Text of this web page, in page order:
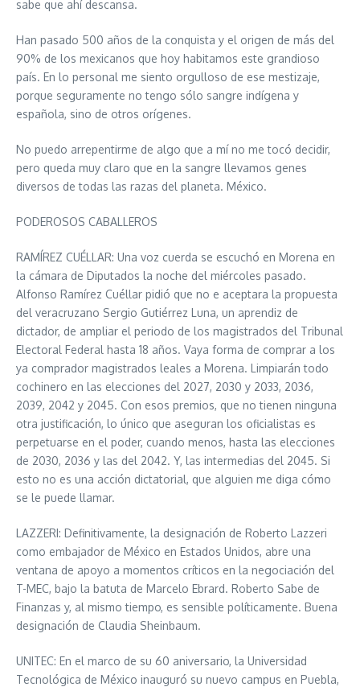
sabe que ahí descansa.
Han pasado 500 años de la conquista y el origen de más del
90% de los mexicanos que hoy habitamos este grandioso
país. En lo personal me siento orgulloso de ese mestizaje,
porque seguramente no tengo sólo sangre indígena y
española, sino de otros orígenes.
No puedo arrepentirme de algo que a mí no me tocó decidir,
pero queda muy claro que en la sangre llevamos genes
diversos de todas las razas del planeta. México.
PODEROSOS CABALLEROS
RAMÍREZ CUÉLLAR: Una voz cuerda se escuchó en Morena en
la cámara de Diputados la noche del miércoles pasado.
Alfonso Ramírez Cuéllar pidió que no e aceptara la propuesta
del veracruzano Sergio Gutiérrez Luna, un aprendiz de
dictador, de ampliar el periodo de los magistrados del Tribunal
Electoral Federal hasta 18 años. Vaya forma de comprar a los
ya comprador magistrados leales a Morena. Limpiarán todo
cochinero en las elecciones del 2027, 2030 y 2033, 2036,
2039, 2042 y 2045. Con esos premios, que no tienen ninguna
otra justificación, lo único que aseguran los oficialistas es
perpetuarse en el poder, cuando menos, hasta las elecciones
de 2030, 2036 y las del 2042. Y, las intermedias del 2045. Si
esto no es una acción dictatorial, que alguien me diga cómo
se le puede llamar.
LAZZERI: Definitivamente, la designación de Roberto Lazzeri
como embajador de México en Estados Unidos, abre una
ventana de apoyo a momentos críticos en la negociación del
T-MEC, bajo la batuta de Marcelo Ebrard. Roberto Sabe de
Finanzas y, al mismo tiempo, es sensible políticamente. Buena
designación de Claudia Sheinbaum.
UNITEC: En el marco de su 60 aniversario, la Universidad
Tecnológica de México inauguró su nuevo campus en Puebla,